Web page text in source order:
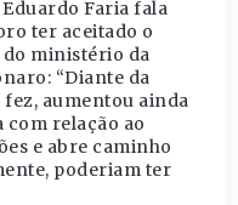
Faria fala
ter aceitado o
do ministério da
“Diante da
aumentou ainda
relação ao
e abre caminho
poderiam ter